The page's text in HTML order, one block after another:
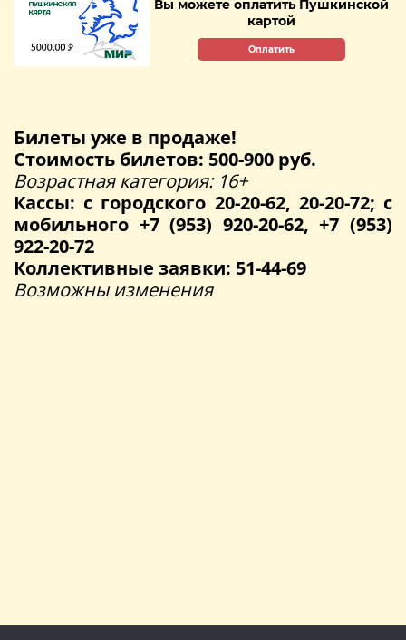
Вы можете оплатить Пушкинской
картой
Оплатить
Билеты уже в продаже!
Стоимость билетов: 500-900 руб.
Возрастная категория: 16+
Кассы: с городского 20-20-62, 20-20-72; с
мобильного +7 (953) 920-20-62, +7 (953)
922-20-72
Коллективные заявки: 51-44-69
Возможны изменения